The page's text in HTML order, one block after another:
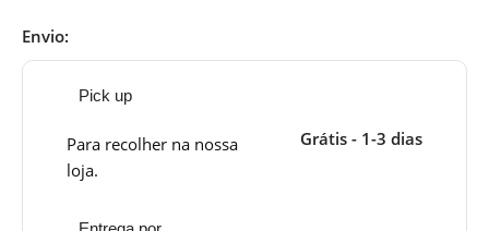
Envio:
Pick up
Para recolher na nossa
loja.
Grátis - 1-3 dias